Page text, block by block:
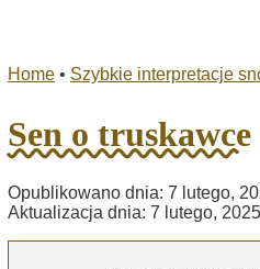
Home • Szybkie interpretacje
Sen o truskawce
Opublikowano dnia: 7 lutego,
Aktualizacja dnia: 7 lutego, 2025